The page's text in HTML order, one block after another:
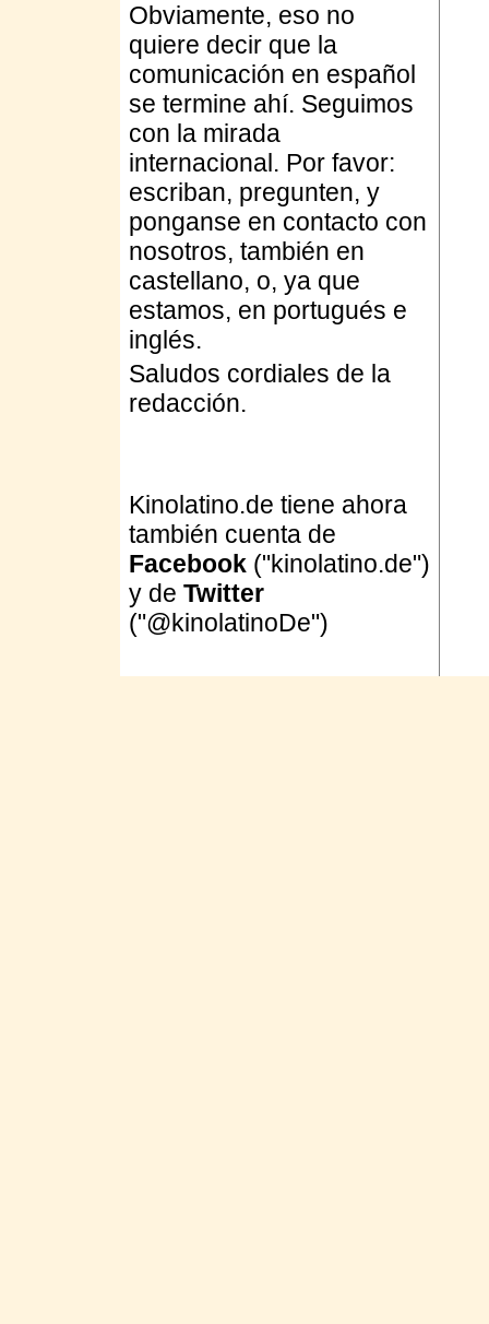
Obviamente, eso no
quiere decir que la
comunicación en español
se termine ahí. Seguimos
con la mirada
internacional. Por favor:
escriban, pregunten, y
ponganse en contacto con
nosotros, también en
castellano, o, ya que
estamos, en portugués e
inglés.
Saludos cordiales de la
redacción.
Kinolatino.de tiene ahora
también cuenta de
Facebook ("kinolatino.de")
y de Twitter
("@kinolatinoDe")